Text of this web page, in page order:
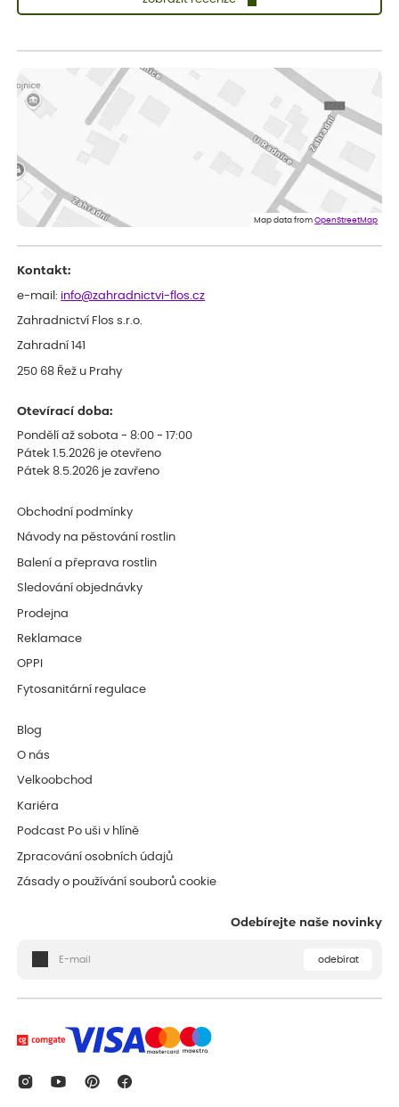
Vše přišlo velice rychle krásně zabalené. Rostlinky po přesazení
velice dobře prospívají
Jarda
Dobrý den, byli jsme spokojeni
Eshop, objednání bylo v pořádku, žádný problém. Jen jsem byla
smutná z dodávky jedné kytky, která nebyla v nejlepší kondici a i
Map data fromOpenStreetMap
Kontakt:
e-mail: info@zahradnictvi-flos.cz
Zahradnictví Flos s.r.o.
Zahradní 141
250 68 Řež u Prahy
Otevírací doba:
Pondělí až sobota - 8:00 - 17:00
Pátek 1.5.2026 je otevřeno
Pátek 8.5.2026 je zavřeno
Obchodní podmínky
Návody na pěstování rostlin
Balení a přeprava rostlin
Sledování objednávky
Prodejna
Reklamace
OPPI
Fytosanitární regulace
Blog
O nás
Velkoobchod
Kariéra
Podcast Po uši v hlíně
Zpracování osobních údajů
Zásady o používání souborů cookie
Odebírejte naše novinky
odebírat